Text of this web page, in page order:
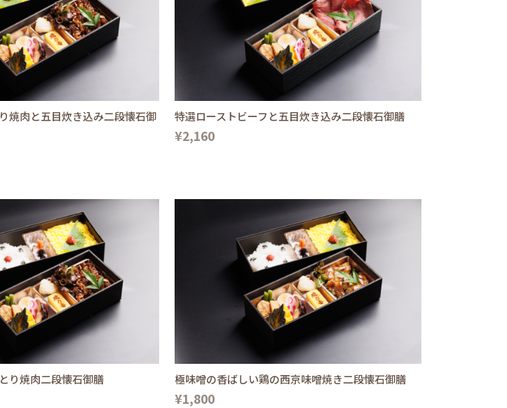
焼肉と五目炊き込み二段懐石御
特選ローストビーフと五目炊き込み二段懐石御膳
¥2,160
り焼肉二段懐石御膳 極味噌の香ばしい鶏の西京味噌焼き二段懐石御膳
¥1,800